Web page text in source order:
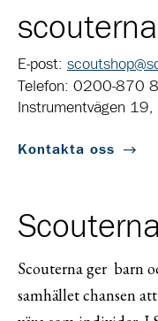
E-post:
Telefon: 0200-870
Instrumentvägen
Kontakta oss
Scouterna
Scouterna ger barn
samhället chansen